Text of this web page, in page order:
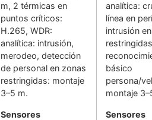
m, 2 térmicas en
puntos críticos:
H.265, WDR:
analítica: intrusión,
merodeo, detección
de personal en zonas
restringidas: montaje
3–5 m.
Sensores
analítica:
línea en
intrusión
básico
persona/
montaje
Sensores